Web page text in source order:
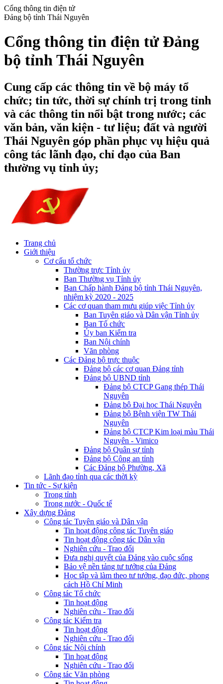
Cổng thông tin điện tử
Đảng bộ tỉnh Thái Nguyên
Cổng thông tin điện tử Đảng
bộ tỉnh Thái Nguyên
Cung cấp các thông tin về bộ máy tổ
chức; tin tức, thời sự chính trị trong tỉnh
và các thông tin nổi bật trong nước; các
văn bản, văn kiện - tư liệu; đất và người
Thái Nguyên góp phần phục vụ hiệu quả
công tác lãnh đạo, chỉ đạo của Ban
thường vụ tỉnh ủy;
Trang chủ
Giới thiệu
Cơ cấu tổ chức
Thường trực Tỉnh ủy
Ban Thường vụ Tỉnh ủy
Ban Chấp hành Đảng bộ tỉnh Thái Nguyên,
nhiệm kỳ 2020 - 2025
Các cơ quan tham mưu giúp việc Tỉnh ủy
Ban Tuyên giáo và Dân vận Tỉnh ủy
Ban Tổ chức
Ủy ban Kiểm tra
Ban Nội chính
Văn phòng
Các Đảng bộ trực thuộc
Đảng bộ các cơ quan Đảng tỉnh
Đảng bộ UBND tỉnh
Đảng bộ CTCP Gang thép Thái
Nguyên
Đảng bộ Đại học Thái Nguyên
Đảng bộ Bệnh viện TW Thái
Nguyên
Đảng bộ CTCP Kim loại màu Thái
Nguyên - Vimico
Đảng bộ Quân sự tỉnh
Đảng bộ Công an tỉnh
Các Đảng bộ Phường, Xã
Lãnh đạo tỉnh qua các thời kỳ
Tin tức - Sự kiện
Trong tỉnh
Trong nước - Quốc tế
Xây dựng Đảng
Công tác Tuyên giáo và Dân vận
Tin hoạt động công tác Tuyên giáo
Tin hoạt động công tác Dân vận
Nghiên cứu - Trao đổi
Đưa nghị quyết của Đảng vào cuộc sống
Bảo vệ nền tảng tư tưởng của Đảng
Học tập và làm theo tư tưởng, đạo đức, phong
cách Hồ Chí Minh
Công tác Tổ chức
Tin hoạt động
Nghiên cứu - Trao đổi
Công tác Kiểm tra
Tin hoạt động
Nghiên cứu - Trao đổi
Công tác Nội chính
Tin hoạt động
Nghiên cứu - Trao đổi
Công tác Văn phòng